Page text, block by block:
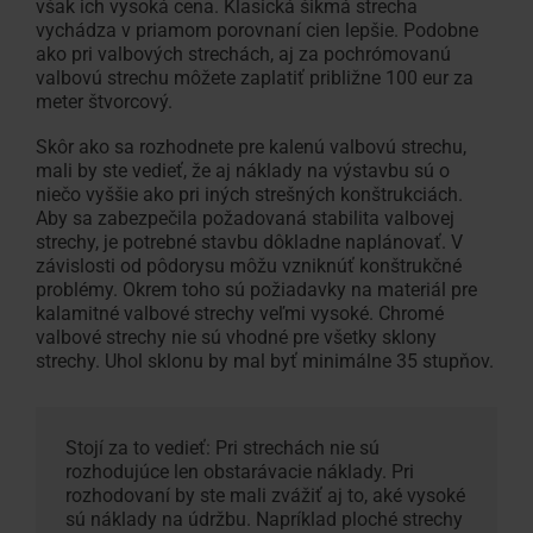
však ich vysoká cena. Klasická šikmá strecha
vychádza v priamom porovnaní cien lepšie. Podobne
ako pri valbových strechách, aj za pochrómovanú
valbovú strechu môžete zaplatiť približne 100 eur za
meter štvorcový.
Skôr ako sa rozhodnete pre kalenú valbovú strechu,
mali by ste vedieť, že aj náklady na výstavbu sú o
niečo vyššie ako pri iných strešných konštrukciách.
Aby sa zabezpečila požadovaná stabilita valbovej
strechy, je potrebné stavbu dôkladne naplánovať. V
závislosti od pôdorysu môžu vzniknúť konštrukčné
problémy. Okrem toho sú požiadavky na materiál pre
kalamitné valbové strechy veľmi vysoké. Chromé
valbové strechy nie sú vhodné pre všetky sklony
strechy. Uhol sklonu by mal byť minimálne 35 stupňov.
Stojí za to vedieť: Pri strechách nie sú
rozhodujúce len obstarávacie náklady. Pri
rozhodovaní by ste mali zvážiť aj to, aké vysoké
sú náklady na údržbu. Napríklad ploché strechy